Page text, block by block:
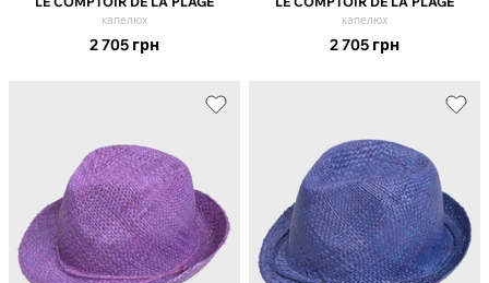
капелюх
2 705 грн
капелюх
2 705 грн